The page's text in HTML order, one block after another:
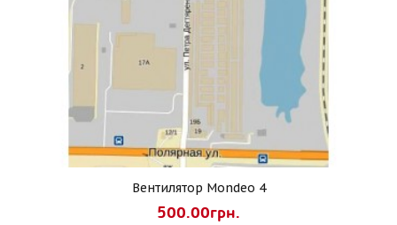
Вентилятор Mondeo 4
500.00грн.